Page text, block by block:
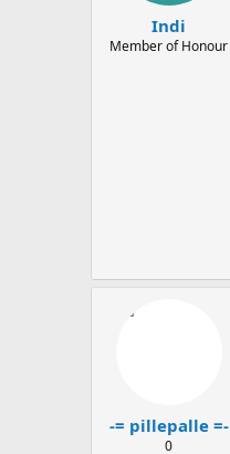
Indi
Member of Honour
-= pillepalle =-
0